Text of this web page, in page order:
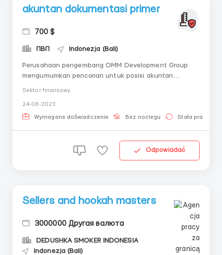
akuntan dokumentasi primer
700 $
ПВП Indonezja (Bali)
Perusahaan pengembang OMM Development Group
mengumumkan pencarian untuk posisi akuntan
pekerjaannya. Persyaratan: Pendidikan tinggi:
Keuangan, Akuntansi, dan Audit; Pengalaman kerja
Sektor finansowy
24-08-2023
Wymagane doświadczenie Bez noclegu Stała praca
Odpowiadać
Sellers and hookah masters
3000000 Другая валюта
DEDUSHKA SMOKER INDONESIA
Indonezja (Bali)